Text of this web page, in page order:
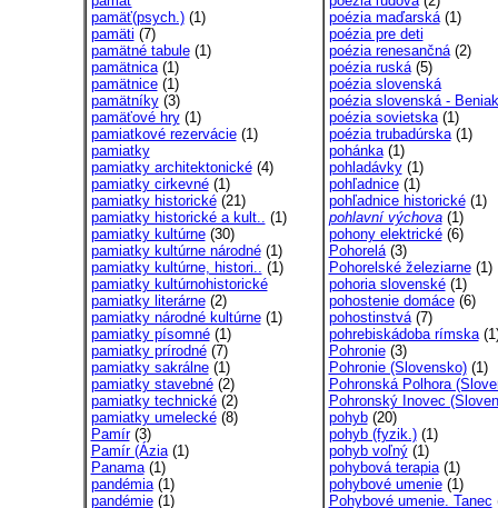
pamäť(psych.)(1)
pamäti (7)
pamätné tabule(1)
pamätnica(1)
pamätnice(1)
pamätníky(3)
pamäťové hry(1)
pamiatkové rezervácie(1)
pamiatky
pamiatky architektonické(4)
pamiatky cirkevné(1)
pamiatky historické(21)
pamiatky historické a kult.. (1)
pamiatky kultúrne(30)
pamiatky kultúrne národné(1)
pamiatky kultúrne, histori.. (1)
pamiatky kultúrnohistorické
pamiatky literárne(2)
pamiatky národné kultúrne(1)
pamiatky písomné(1)
pamiatky prírodné(7)
pamiatky sakrálne(1)
pamiatky stavebné(2)
pamiatky technické(2)
pamiatky umelecké(8)
Pamír(3)
Pamír (Ázia(1)
Panama(1)
pandémia(1)
pandémie(1)
poézia maďarská(1)
poézia pre deti
poézia renesančná(2)
poézia ruská(5)
poézia slovenská
poézia slovenská -
poézia sovietska(1)
poézia trubadúrska(1)
pohánka(1)
pohladávky(1)
pohľadnice(1)
pohľadnice historické(1)
pohlavní výchova(1)
pohony elektrické(6)
Pohorelá(3)
Pohorelské železiarne(1)
pohoria slovenské(1)
pohostenie domáce(6)
pohostinstvá(7)
pohrebiskádoba rímska
Pohronie(3)
Pohronie (Slovensko)(1)
Pohronská Polhora
Pohronský Inovec
pohyb(20)
pohyb (fyzik.)(1)
pohyb voľný(1)
pohybová terapia(1)
pohybové umenie(1)
Pohybové umenie. Tanec